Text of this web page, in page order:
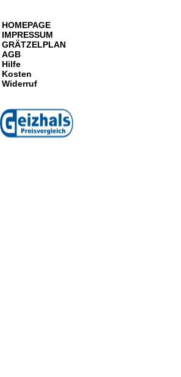
HOMEPAGE
IMPRESSUM
GRÄTZELPLAN
AGB
Hilfe
Kosten
Widerruf